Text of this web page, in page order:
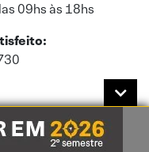
09hs às 18hs
com a nossaPolítica de
Privacidade.